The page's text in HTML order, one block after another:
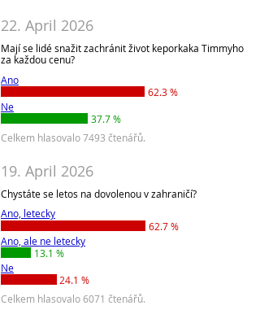
22. April 2026
Mají se lidé snažit zachránit život keporkaka Timmyho
za každou cenu?
Ano
62.3 %
Ne
37.7 %
Celkem hlasovalo 7493 čtenářů.
19. April 2026
Chystáte se letos na dovolenou v zahraničí?
Ano, letecky
62.7 %
Ano, ale ne letecky
13.1 %
Ne
24.1 %
Celkem hlasovalo 6071 čtenářů.